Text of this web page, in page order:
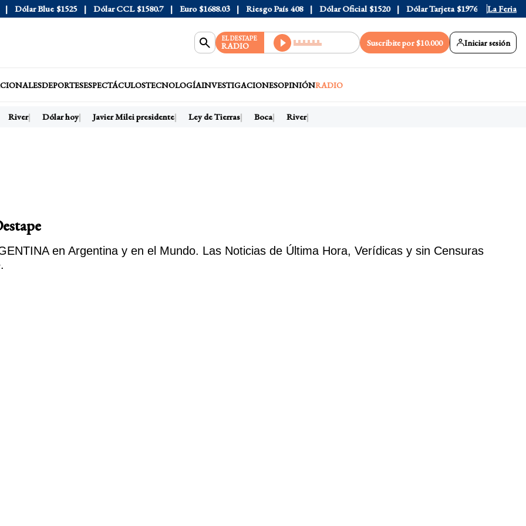
Dólar Blue $1525 Dólar CCL $1580.7 Euro $1688.03 Riesgo País 408 Dólar Oficial $1520 Dólar Tarjeta $1976 Dólar Blue
La Feria
EL DESTAPE
RADIO Suscribite por $10.000 Iniciar sesión
DEPORTESESPECTÁCULOSTECNOLOGÍAINVESTIGACIONESOPINIÓNRADIO
River Dólar hoy Javier Milei presidente Ley de Tierras Boca River
en Argentina y en el Mundo. Las Noticias de Última Hora, Verídicas y sin Censuras